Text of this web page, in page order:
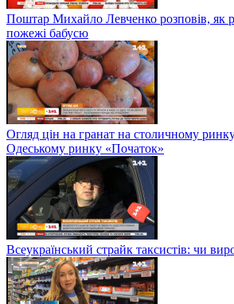
Поштар Михайло Левченко розповів, як
пожежі бабусю
Огляд цін на гранат на столичному
Одеському ринку «Початок»
Всеукраїнський страйк таксистів: чи